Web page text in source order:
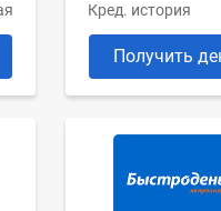
Кред. история
Получить